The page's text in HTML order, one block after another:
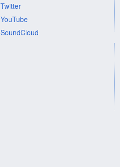
Twitter
YouTube
SoundCloud